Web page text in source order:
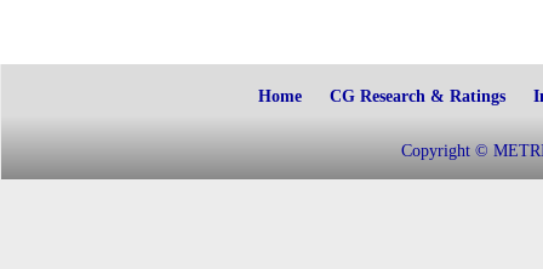
Home CG Research & Ratings
Copyright ©